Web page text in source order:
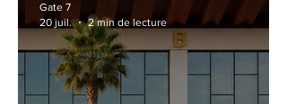
Gate 7
20 juil.
2 min de lecture